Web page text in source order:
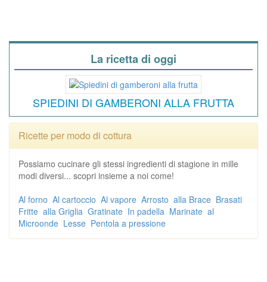
La ricetta di oggi
SPIEDINI DI GAMBERONI ALLA FRUTTA
Ricette per modo di cottura
Possiamo cucinare gli stessi ingredienti di stagione in mille
modi diversi... scopri insieme a noi come!
Al forno Al cartoccio Al vapore Arrosto alla Brace Brasati
Fritte alla Griglia Gratinate In padella Marinate al
Microonde Lesse Pentola a pressione